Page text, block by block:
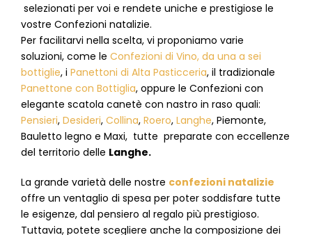
selezionati per voi e rendete uniche e prestigiose le
vostre Confezioni natalizie.
Per facilitarvi nella scelta, vi proponiamo varie
soluzioni, come le Confezioni di Vino, da una a sei
bottiglie, i Panettoni di Alta Pasticceria, il tradizionale
Panettone con Bottiglia, oppure le Confezioni con
elegante scatola canetè con nastro in raso quali:
Pensieri, Desideri, Collina, Roero, Langhe, Piemonte,
Bauletto legno e Maxi, tutte preparate con eccellenze
del territorio delle Langhe.
La grande varietà delle nostre confezioni natalizie
offre un ventaglio di spesa per poter soddisfare tutte
le esigenze, dal pensiero al regalo più prestigioso.
Tuttavia, potete scegliere anche la composizione dei